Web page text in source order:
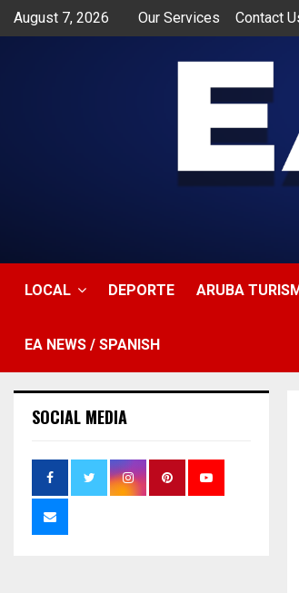
August 7, 2026 Our Services Contact
LOCAL DEPORTE ARUBA
EA NEWS / SPANISH
SOCIAL MEDIA